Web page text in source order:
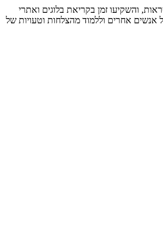
והשקיעו זמן בקריאת בלוגים ואתרי
אנשים אחרים וללמוד מהצלחות וטעויות של